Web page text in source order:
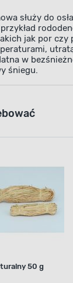
służy do
jak por czy
w
śniegu.
50 g